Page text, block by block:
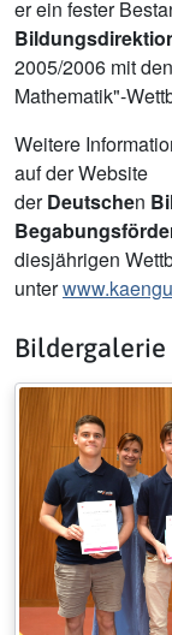
er ein fester
2005/2006 mit
Mathematik"-
Weitere
auf der Website
derDeutschen
diesjährigen
unter
Bildergalerie